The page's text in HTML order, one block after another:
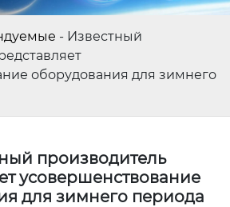
- Известный
оборудования для зимнего
производитель
усовершенствование
для зимнего периода